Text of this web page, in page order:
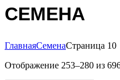
СЕМЕНА
ГлавнаяСеменаСтраница 10
Отображение 253–280 из